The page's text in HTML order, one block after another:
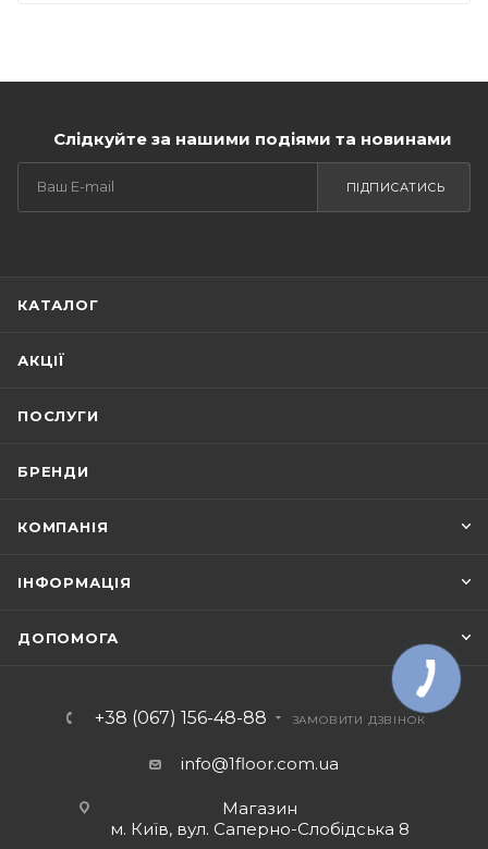
Слідкуйте за нашими подіями та новинами
ПІДПИСАТИСЬ
КАТАЛОГ
АКЦІЇ
ПОСЛУГИ
БРЕНДИ
КОМПАНІЯ
ІНФОРМАЦІЯ
ДОПОМОГА
+38 (067) 156-48-88 ЗАМОВИТИ ДЗВІНОК
info@1floor.com.ua
Магазин
м. Київ, вул. Саперно-Слобідська 8